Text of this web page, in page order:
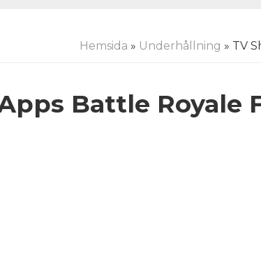
Hemsida » Underhållning » TV
Battle Royale